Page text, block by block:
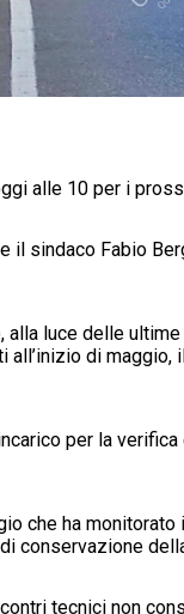
alle 10 per i
il sindaco Fabio
alla luce delle
di
per la
che ha
conservazione
tecnici non